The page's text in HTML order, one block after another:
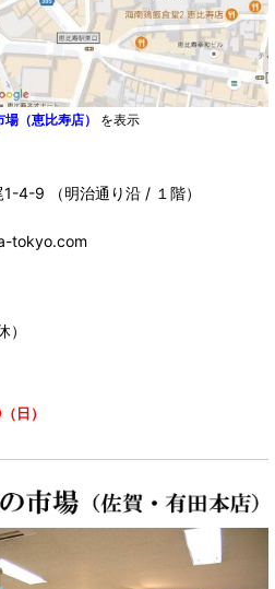
（恵比寿店） を表示
4-9 （明治通り沿 / １階）
tokyo.com
日）